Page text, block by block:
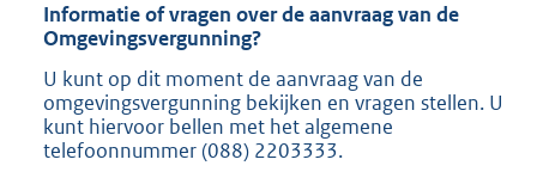
Informatie of vragen over de aanvraag van de
Omgevingsvergunning?
U kunt op dit moment de aanvraag van de
omgevingsvergunning bekijken en vragen stellen. U
kunt hiervoor bellen met het algemene
telefoonnummer (088) 2203333.